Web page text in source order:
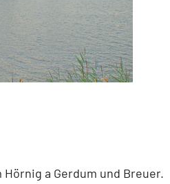
a Gerdum und Breuer.